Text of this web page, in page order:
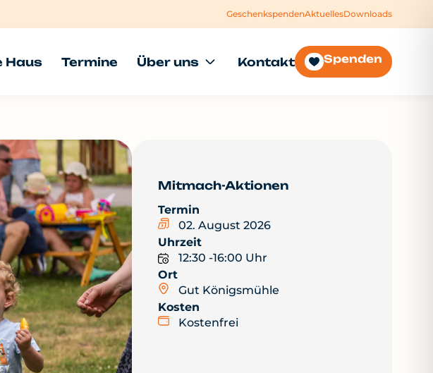
GeschenkspendenAktuellesDownloads
Haus Termine Über uns Kontakt Spenden
Mitmach-Aktionen
Termin
02. August 2026
Uhrzeit
12:30 -16:00 Uhr
Ort
Gut Königsmühle
Kosten
Kostenfrei